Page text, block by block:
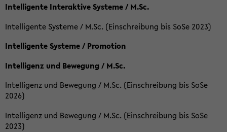
Intelligente Interaktive Systeme / M.Sc.
Intelligente Systeme / M.Sc. (Einschreibung bis SoSe 2023)
Intelligente Systeme / Promotion
Intelligenz und Bewegung / M.Sc.
Intelligenz und Bewegung / M.Sc. (Einschreibung bis SoSe
2026)
Intelligenz und Bewegung / M.Sc. (Einschreibung bis SoSe
2023)